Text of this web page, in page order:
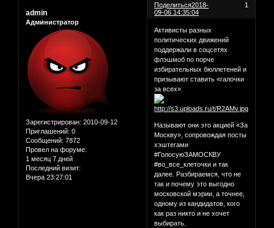
Поделиться 1
2018-
09-06 14:35:04
admin
Администратор
Зарегистрирован: 2010-09-12
Приглашений: 0
Сообщений: 7872
Провел на форуме:
1 месяц 7 дней
Последний визит:
Вчера 23:27:01
Активисты разных
политических движений
поддержали в соцсетях
флэшмоб по порче
избирательных бюллетеней и
призывают ставить «галочки
за всех».
Называют они это акцией «За
Москву», сопровождая посты
хэштегами
#ГолосуюЗАМОСКВУ
#во_все_клеточки и так
далее. Разбираемся, что не
так и почему это выгодно
московской мэрии, а точнее,
одному из кандидатов, кого
как раз никто и не хочет
выбирать.